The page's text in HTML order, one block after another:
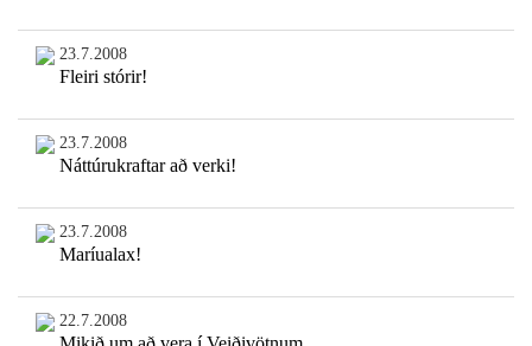
23.7.2008
Fleiri stórir!
23.7.2008
Náttúrukraftar að verki!
23.7.2008
Maríualax!
22.7.2008